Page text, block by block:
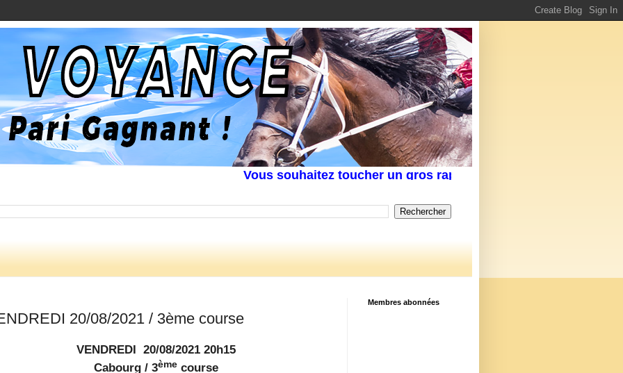
Vous souhaitez toucher un gros rapport au Tiercé,Quarté, voir un
20/08/2021 / 3ème course
VENDREDI 20/08/2021 20h15
Cabourg / 3èmecourse
Membres abonnées